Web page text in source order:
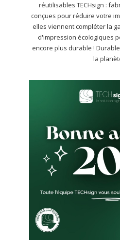
réutilisables TECHsign :
conçues pour réduire votre
elles viennent compléter la
d'impression écologiques
encore plus durable !
la